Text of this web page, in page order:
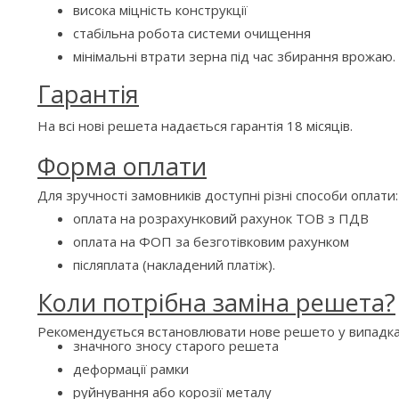
висока міцність конструкції
стабільна робота системи очищення
мінімальні втрати зерна під час збирання врожаю.
Гарантія
На всі нові решета надається гарантія 18 місяців.
Форма оплати
Для зручності замовників доступні різні способи оплати:
оплата на розрахунковий рахунок ТОВ з ПДВ
оплата на ФОП за безготівковим рахунком
післяплата (накладений платіж).
Коли потрібна заміна решета?
Рекомендується встановлювати нове решето у
значного зносу старого решета
деформації рамки
руйнування або корозії металу